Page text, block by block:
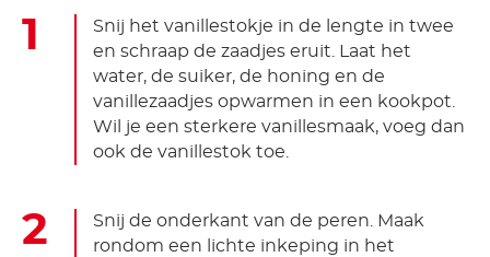
Snij het vanillestokje in de lengte in twee
en schraap de zaadjes eruit. Laat het
water, de suiker, de honing en de
vanillezaadjes opwarmen in een kookpot.
Wil je een sterkere vanillesmaak, voeg dan
ook de vanillestok toe.
Snij de onderkant van de peren. Maak
rondom een lichte inkeping in het